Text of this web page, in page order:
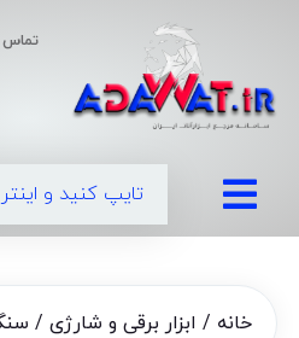
تماس
خانه / ابزار برقی و شارژی/